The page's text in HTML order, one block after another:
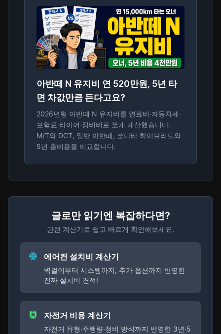
아반떼 N 유지비 연 520만원, 5년 타
면 차값만큼 든다고요?
2026년형 아반떼 N 유지비를 연료비·자동차세·
보험료·타이어·정비비로 쪼개 계산했습니다.
M/T와 DCT, 일반 아반떼, 쏘나타 하이브리드와
5년 총비용을 비교합니다.
글로만 읽기엔 복잡하다면?
관련 계산기로 쉽고 빠르게 확인해보세요.
에어컨 설치비 계산기
벽걸이부터 시스템까지, 추가 옵션까지 반영한
진짜 설치비 견적!
자전거 비용 계산기
자전거 유형·주행량·정비 방식까지 반영한 3년·5